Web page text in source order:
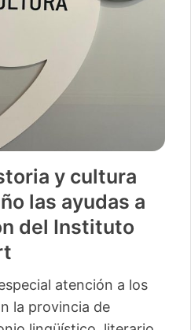
y cultura
las ayudas a
del Instituto
atención a los
la provincia de